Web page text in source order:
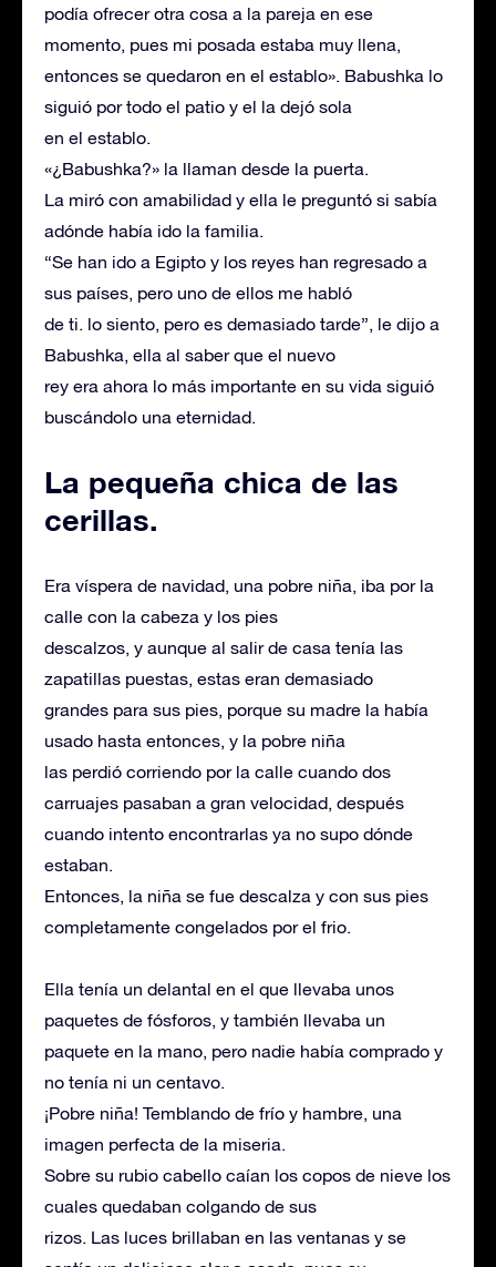
podía ofrecer otra cosa a la pareja en ese
momento, pues mi posada estaba muy llena,
entonces se quedaron en el establo». Babushka lo
siguió por todo el patio y el la dejó sola
en el establo.
«¿Babushka?» la llaman desde la puerta.
La miró con amabilidad y ella le preguntó si sabía
adónde había ido la familia.
“Se han ido a Egipto y los reyes han regresado a
sus países, pero uno de ellos me habló
de ti. lo siento, pero es demasiado tarde”, le dijo a
Babushka, ella al saber que el nuevo
rey era ahora lo más importante en su vida siguió
buscándolo una eternidad.
La pequeña chica de las
cerillas.
Era víspera de navidad, una pobre niña, iba por la
calle con la cabeza y los pies
descalzos, y aunque al salir de casa tenía las
zapatillas puestas, estas eran demasiado
grandes para sus pies, porque su madre la había
usado hasta entonces, y la pobre niña
las perdió corriendo por la calle cuando dos
carruajes pasaban a gran velocidad, después
cuando intento encontrarlas ya no supo dónde
estaban.
Entonces, la niña se fue descalza y con sus pies
completamente congelados por el frio.
Ella tenía un delantal en el que llevaba unos
paquetes de fósforos, y también llevaba un
paquete en la mano, pero nadie había comprado y
no tenía ni un centavo.
¡Pobre niña! Temblando de frío y hambre, una
imagen perfecta de la miseria.
Sobre su rubio cabello caían los copos de nieve los
cuales quedaban colgando de sus
rizos. Las luces brillaban en las ventanas y se